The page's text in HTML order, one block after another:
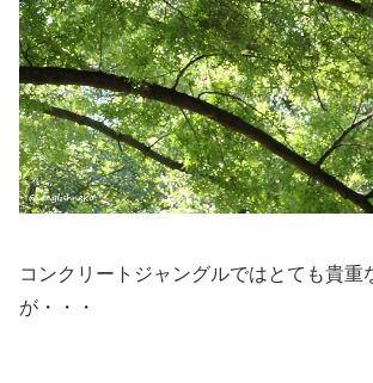
コンクリートジャングルではとても貴重
が・・・